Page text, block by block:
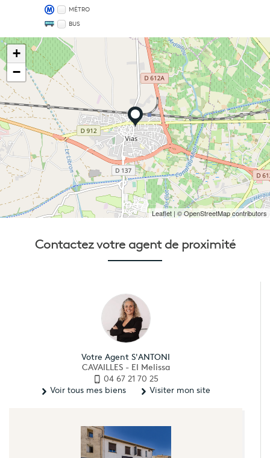
MÉTRO
BUS
+
−
Leaflet | © OpenStreetMap contributors
Contactez votre agent de proximité
Votre Agent S'ANTONI
CAVAILLES - EI Melissa
04 67 21 70 25
Voir tous mes biens
Visiter mon site